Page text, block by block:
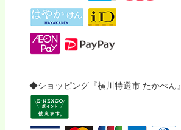
◆ショッピング『横川特選市 たかべん』